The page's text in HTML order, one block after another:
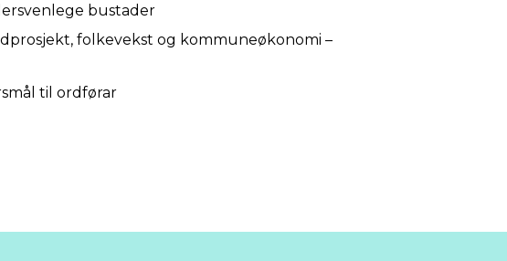
bustader
folkevekst og kommuneøkonomi –
til ordførar